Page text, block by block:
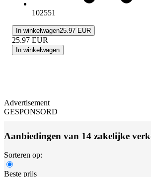
102551
In winkelwagen25.97 EUR
25.97 EUR
In winkelwagen
Advertisement
GESPONSORD
Aanbiedingen van 14 zakelijke
Sorteren op:
Beste prijs